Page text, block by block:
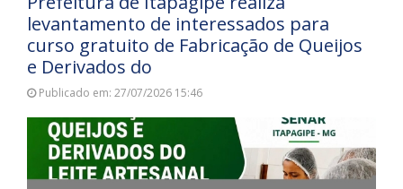
levantamento de interessados para
curso gratuito de Fabricação de Queijos
e Derivados do
Publicado em: 27/07/2026 15:46